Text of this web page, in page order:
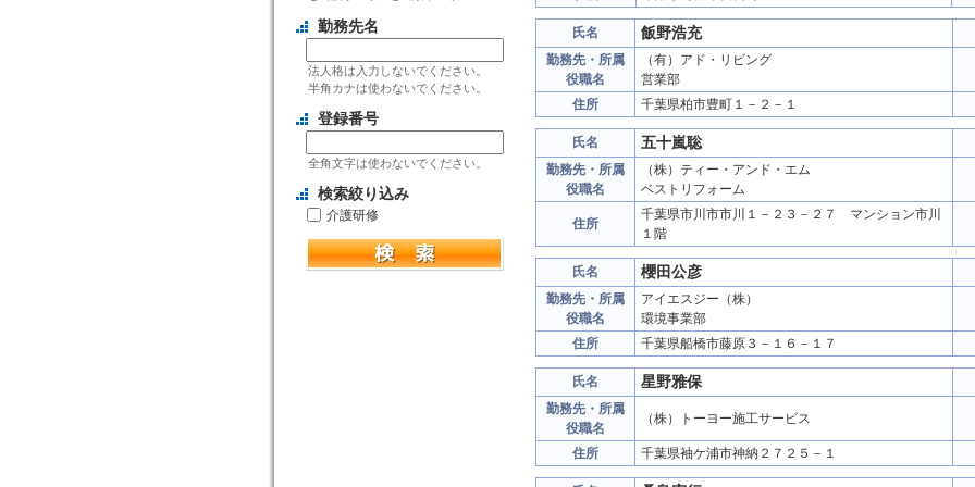
勤務先名
法人格は入力しないでください。
半角カナは使わないでください。
登録番号
全角文字は使わないでください。
検索絞り込み
介護研修
氏名 飯野浩充
勤務先・所属
役職名
（有）アド・リビング
営業部
住所
千葉県柏市豊町１－２－１
氏名 五十嵐聡
勤務先・所属
役職名
（株）ティー・アンド・エム
ベストリフォーム
住所
千葉県市川市市川１－２３－２７ マンション市川
１階
氏名 櫻田公彦
勤務先・所属
役職名
アイエスジー（株）
環境事業部
住所
千葉県船橋市藤原３－１６－１７
氏名 星野雅保
勤務先・所属
役職名
（株）トーヨー施工サービス
住所 千葉県袖ケ浦市神納２７２５－１